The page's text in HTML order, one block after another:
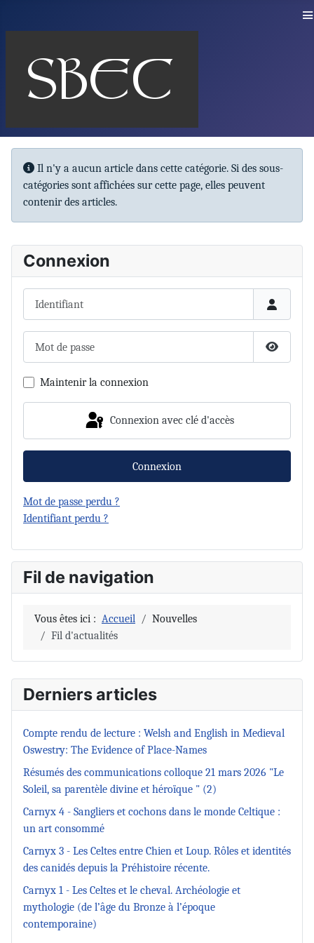
≡
Info
Il n'y a aucun article dans cette catégorie. Si des sous-
catégories sont affichées sur cette page, elles peuvent
contenir des articles.
Connexion
Afficher
Maintenir la connexion
Connexion avec clé d'accès
Connexion
Mot de passe perdu ?
Identifiant perdu ?
Fil de navigation
Vous êtes ici : Accueil
Nouvelles
Fil d'actualités
Derniers articles
Compte rendu de lecture : Welsh and English in Medieval
Oswestry: The Evidence of Place-Names
Résumés des communications colloque 21 mars 2026 "Le
Soleil, sa parentèle divine et héroïque " (2)
Carnyx 4 - Sangliers et cochons dans le monde Celtique :
un art consommé
Carnyx 3 - Les Celtes entre Chien et Loup. Rôles et identités
des canidés depuis la Préhistoire récente.
Carnyx 1 - Les Celtes et le cheval. Archéologie et
mythologie (de l’âge du Bronze à l’époque
contemporaine)